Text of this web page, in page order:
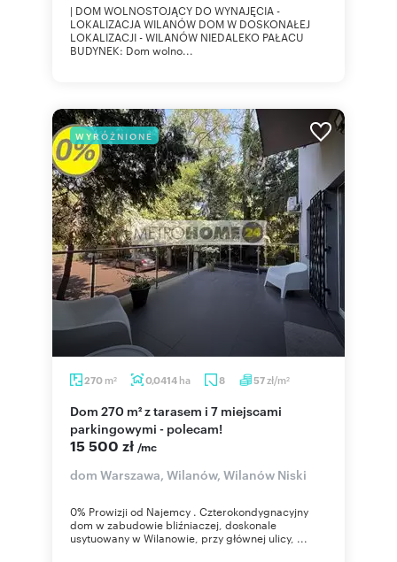
| DOM WOLNOSTOJĄCY DO WYNAJĘCIA -
LOKALIZACJA WILANÓW DOM W DOSKONAŁEJ
LOKALIZACJI - WILANÓW NIEDALEKO PAŁACU
BUDYNEK: Dom wolno...
WYRÓŻNIONE
270 m2 0,0414 ha 8 57zł/m2
Dom 270 m² z tarasem i 7 miejscami
parkingowymi - polecam!
15 500 zł /mc
dom Warszawa, Wilanów, Wilanów Niski
0% Prowizji od Najemcy . Czterokondygnacyjny
dom w zabudowie bliźniaczej, doskonale
usytuowany w Wilanowie, przy głównej ulicy, ...